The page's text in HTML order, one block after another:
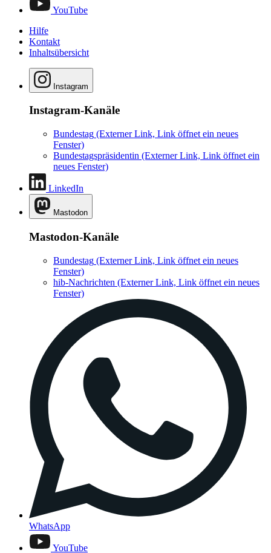
YouTube
Hilfe
Kontakt
Inhaltsübersicht
Instagram
Instagram-Kanäle
Bundestag (Externer Link, Link öffnet ein neues
Fenster)
Bundestagspräsidentin (Externer Link, Link öffnet ein
neues Fenster)
LinkedIn
Mastodon
Mastodon-Kanäle
Bundestag (Externer Link, Link öffnet ein neues
Fenster)
hib-Nachrichten (Externer Link, Link öffnet ein neues
Fenster)
WhatsApp
YouTube